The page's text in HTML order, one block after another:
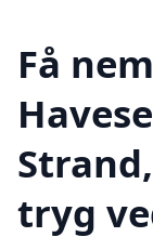
Få
tryg